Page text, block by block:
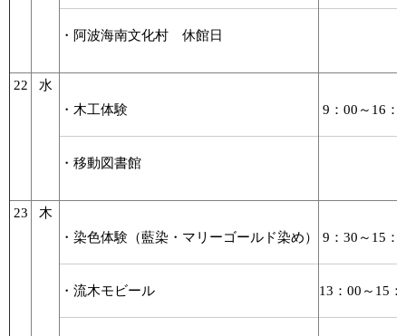
・阿波海南文化村 休館日
22
水
・木工体験
・移動図書館
9：00～16：
23
木
・染色体験（藍染・マリーゴールド染め）
・流木モビール
9：30～15：
13：00～15：